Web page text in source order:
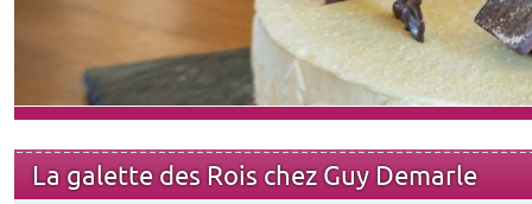
La galette des Rois chez Guy Demarle